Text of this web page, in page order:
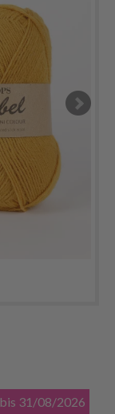
31/08/2026